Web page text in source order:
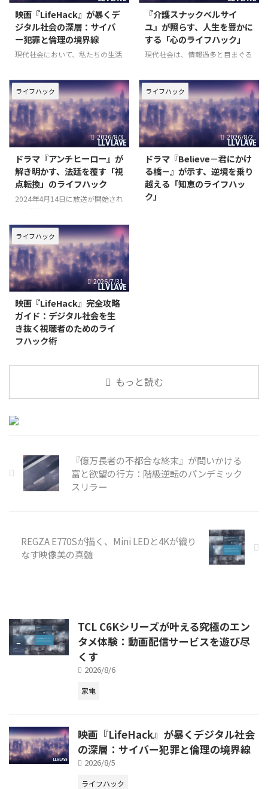
映画『LifeHack』が暴くデ
ジタル社会の深層：サイバ
ー犯罪と倫理の境界線
現代社会において、私たちの生活
ています。スマートフォン一つで
世界中の情報にアクセスし、瞬時
にコミュニケーションを取ること
が可能になった一方で、その恩恵
の裏側には、新たな脅威や倫理的
な問いが潜んでいます。映画『L
『介護スナックベルサイ
ユ』が照らす、人生を豊かに
する「心のライフハック」
現代社会は、情報過多と目まぐる
う生きるべきか」「どのように心
を保つべきか」という根源的な問
いに直面しています。特に、人生
の後半を迎えるにあたり、過去へ
の後悔や未来への不安に苛まれる
ことは少なくありません。そんな
ライフハック
2026/8/3
ドラマ『アンチヒーロー』が
解き明かす、法廷を覆す「視
点転換」のライフハック
2024年4月14日に放送が開始され
は、その衝撃的なストーリー展開
で多くの視聴者を惹きつけまし
た。長谷川博己さん演じる弁護
士・明墨正樹が、有罪率99.9%と
される日本の刑事裁判において、
殺人犯をも無罪にしてしまう
ライフハック
2026/8/2
ドラマ『Believe－君にかけ
る橋－』が示す、逆境を乗り
越える「知恵のライフハッ
ク」
ライフハック
2026/7/31
映画『LifeHack』完全攻略
ガイド：デジタル社会を生
き抜く視聴者のためのライ
フハック術
と共に目まぐるしく変化し、私た
ちの生活に新たな課題と可能性を
識だけでなく、状況を打破する
「ライフハック」の視点が不可欠
もっと読む
『億万長者の不都合な終末』が問いかける
富と欲望の行方：階級逆転のパンデミック
スリラー
REGZA E770Sが描く、Mini LEDと4Kが織り
なす映像美の真髄
TCL C6Kシリーズが叶える究極のエン
タメ体験：動画配信サービスを遊び尽
くす
2026/8/6
家電
映画『LifeHack』が暴くデジタル社会
の深層：サイバー犯罪と倫理の境界線
2026/8/5
ライフハック